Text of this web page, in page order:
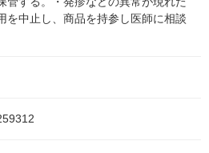
を中止し、商品を持参し医師に相談